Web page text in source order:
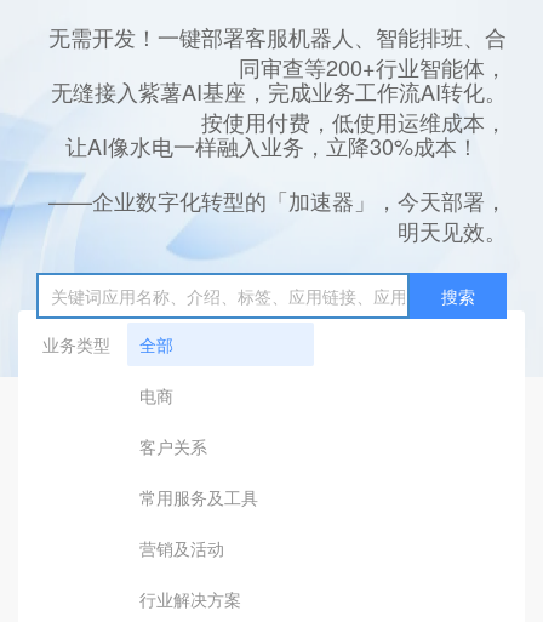
无需开发！一键部署客服机器人、智能排班、合
同审查等200+行业智能体，
无缝接入紫薯AI基座，完成业务工作流AI转化。
按使用付费，低使用运维成本，
让AI像水电一样融入业务，立降30%成本！
——企业数字化转型的「加速器」，今天部署，
明天见效。
搜索
业务类型
全部
电商
客户关系
常用服务及工具
营销及活动
行业解决方案